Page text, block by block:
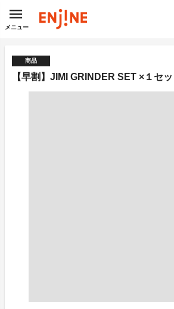
メニュー
商品
【早割】JIMI GRINDER SET ×１セッ